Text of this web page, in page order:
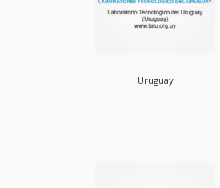
Uruguay